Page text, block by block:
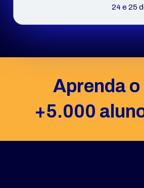
24 e 25
Aprenda
+5.000